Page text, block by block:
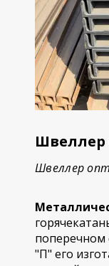
Швеллер
Швеллер
поперечном
"П" его